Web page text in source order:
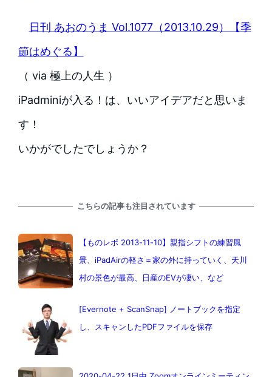
日刊 あおのうま Vol.1077（2013.10.29）【季
節はめぐる】
（ via 極上の人生 ）
iPadminiが入る！は、いいアイデアだと思いま
す！
いかがでしたでしょうか？
こちらの記事も注目されています
【ものレポ 2013-11-10】親指シフトの練習風
景、iPadAirの軽さ＝家の外に持っていく、天川
村の景色が最高、日産のEVが凄い、など
[Evernote + ScanSnap] ノートブックを指定
し、スキャンしたPDFファイルを保存